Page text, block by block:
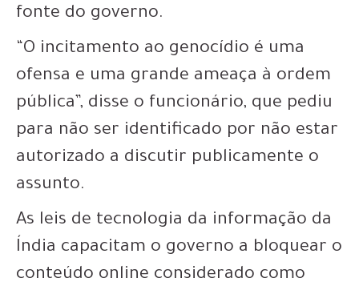
fonte do governo.
“O incitamento ao genocídio é uma
ofensa e uma grande ameaça à ordem
pública”, disse o funcionário, que pediu
para não ser identificado por não estar
autorizado a discutir publicamente o
assunto.
As leis de tecnologia da informação da
Índia capacitam o governo a bloquear o
conteúdo online considerado como